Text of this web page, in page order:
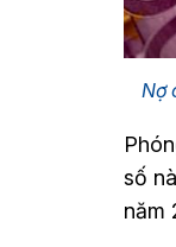
Nợ
số
năm